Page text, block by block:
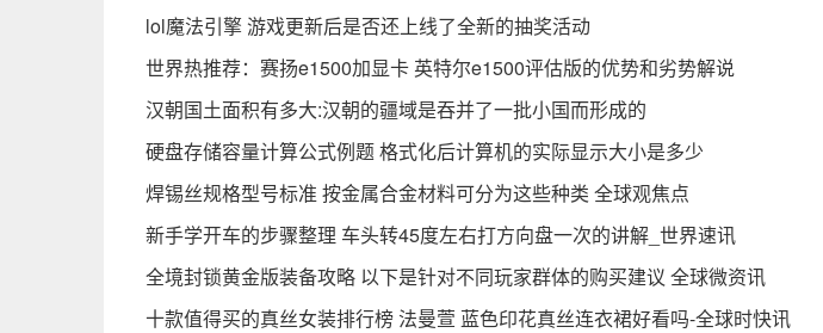
lol魔法引擎 游戏更新后是否还上线了全新的抽奖活动
世界热推荐：赛扬e1500加显卡 英特尔e1500评估版的优势和劣势解说
汉朝国土面积有多大:汉朝的疆域是吞并了一批小国而形成的
硬盘存储容量计算公式例题 格式化后计算机的实际显示大小是多少
焊锡丝规格型号标准 按金属合金材料可分为这些种类 全球观焦点
新手学开车的步骤整理 车头转45度左右打方向盘一次的讲解_世界速讯
全境封锁黄金版装备攻略 以下是针对不同玩家群体的购买建议 全球微资讯
十款值得买的真丝女装排行榜 法曼萱 蓝色印花真丝连衣裙好看吗-全球时快讯